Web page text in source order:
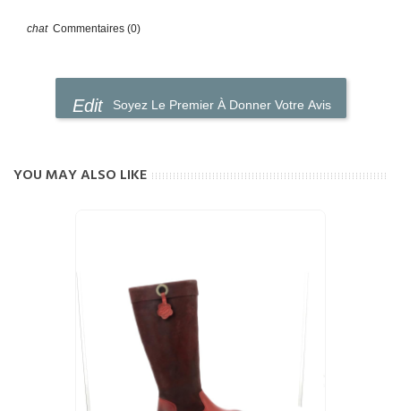
Commentaires (0)
Soyez Le Premier À Donner Votre Avis
YOU MAY ALSO LIKE